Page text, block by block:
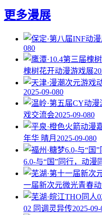
更多漫展
080
槐树花开动漫游戏展
2025-09-080
戏交流会2025-09-080
年华 晴月 2025-09-080
6.0-与“国”同行，动漫
一届新次元微光青春
02 同调灵异传2025-09-